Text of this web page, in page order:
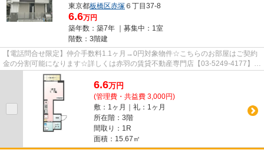
東京都板橋区赤塚 ６丁目37-8
6.6万円
築年数：築7年 ｜募集中： 1室
階数：3階建
【電話問合せ限定】仲介手数料1.1ヶ月→0円対象物件☆こちらのお部屋はご契約
金の分割可能になります☆詳しくは赤羽の賃貸不動産専門店【03-5249-4177】
VISION赤羽店までご連絡下さい！！
6.6万円
(管理費・共益費 3,000円)
敷：1ヶ月｜礼：1ヶ月
所在階：3階
間取り：1R
面積：15.67㎡